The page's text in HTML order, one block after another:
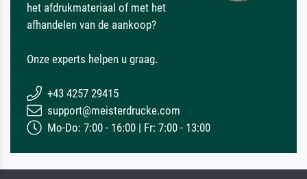
het afdrukmateriaal of met het
afhandelen van de aankoop?
Onze experts helpen u graag.
+43 4257 29415
support@meisterdrucke.com
Mo-Do: 7:00 - 16:00 | Fr: 7:00 - 13:00